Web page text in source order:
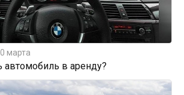
марта
автомобиль в аренду?